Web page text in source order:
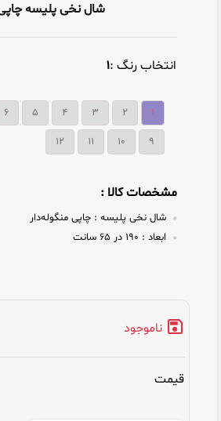
شال نخی پلیسه چاپی
انتخاب رنگ :1
1
2
3
4
5
6
9
10
11
12
مشخصات کالا :
شال نخی پلیسه : چاپی منگوله‌دار
ابعاد :
ناموجود
قیمت